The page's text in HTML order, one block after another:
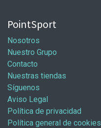
PointSport
Nosotros
Nuestro Grupo
Contacto
Nuestras tiendas
Síguenos
Aviso Legal
Política de privacidad
Política general de cookies